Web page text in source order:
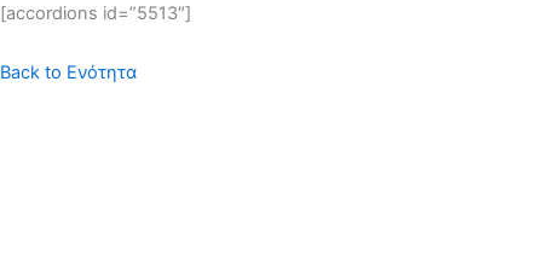
[accordions id=”5513″]
Back to Ενότητα